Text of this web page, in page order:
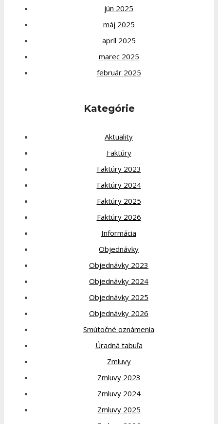
jún 2025
máj 2025
apríl 2025
marec 2025
február 2025
Kategórie
Aktuality
Faktúry
Faktúry 2023
Faktúry 2024
Faktúry 2025
Faktúry 2026
Informácia
Objednávky
Objednávky 2023
Objednávky 2024
Objednávky 2025
Objednávky 2026
Smútočné oznámenia
Úradná tabuľa
Zmluvy
Zmluvy 2023
Zmluvy 2024
Zmluvy 2025